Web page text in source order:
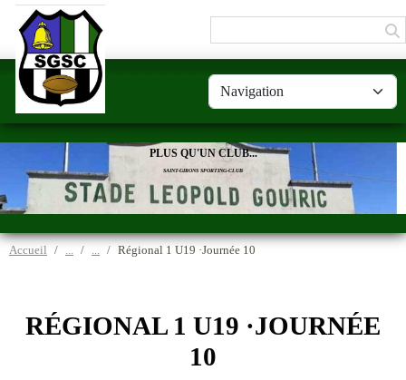
PLUS QU'UN CLUB...
SAINT-GIRONS SPORTING-CLUB
Accueil Régional 1 U19 ·Journée 10
RÉGIONAL 1 U19 ·JOURNÉE
10
Panneau de gestion des cookies